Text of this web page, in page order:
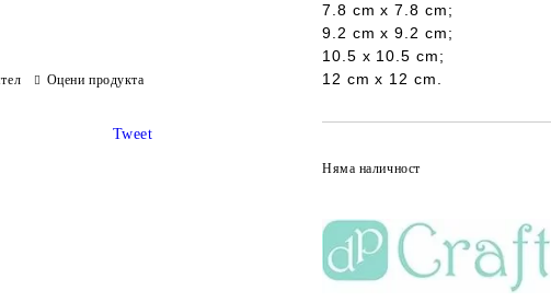
7.8 cm x 7.8 cm;
9.2 cm x 9.2 cm;
10.5 x 10.5 cm;
12 cm x 12 cm.
Няма наличност
Оцени продукта
Tweet